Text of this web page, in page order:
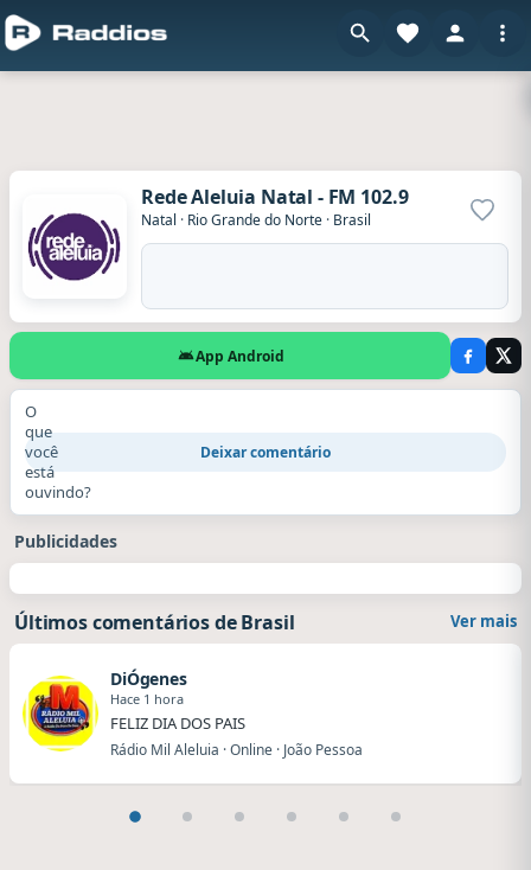
Rede Aleluia Natal - FM 102.9
Natal · Rio Grande do Norte · Brasil
App Android
O
que
você
está
ouvindo?
Deixar comentário
Publicidades
Últimos comentários de Brasil Ver mais
DiÓgenes
Hace 1 hora
FELIZ DIA DOS PAIS
Rádio Mil Aleluia · Online · João Pessoa